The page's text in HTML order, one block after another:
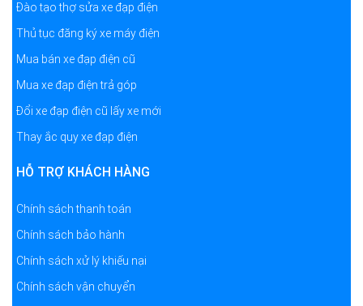
Đào tạo thợ sửa xe đạp điện
Thủ tục đăng ký xe máy điện
Mua bán xe đạp điện cũ
Mua xe đạp điện trả góp
Đổi xe đạp điện cũ lấy xe mới
Thay ắc quy xe đạp điện
HỖ TRỢ KHÁCH HÀNG
Chính sách thanh toán
Chính sách bảo hành
Chính sách xử lý khiếu nại
Chính sách vận chuyển